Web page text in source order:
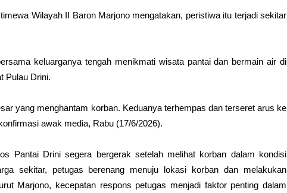
Wilayah II Baron Marjono mengatakan, peristiwa itu terjadi sekitar
keluarganya tengah menikmati wisata pantai dan bermain air di
Pulau Drini.
yang menghantam korban. Keduanya terhempas dan terseret arus ke
awak media, Rabu (17/6/2026).
Pantai Drini segera bergerak setelah melihat korban dalam kondisi
sekitar, petugas berenang menuju lokasi korban dan melakukan
Marjono, kecepatan respons petugas menjadi faktor penting dalam